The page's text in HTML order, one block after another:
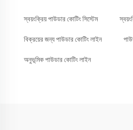
স্বয়ংক্রিয় পাউডার কোটিং সিস্টেম
বিক্রয়ের জন্য পাউডার কোটিং লাইন
অনুভূমিক পাউডার কোটিং লাইন